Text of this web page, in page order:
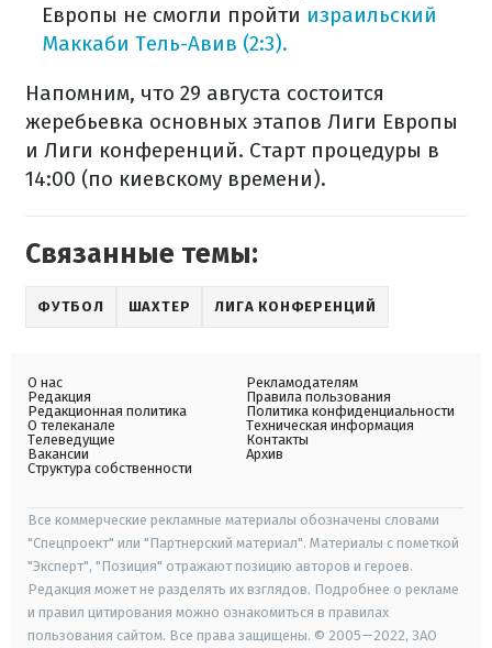
Европы не смогли пройти израильский
Маккаби Тель-Авив (2:3).
Напомним, что 29 августа состоится
жеребьевка основных этапов Лиги Европы
и Лиги конференций. Старт процедуры в
14:00 (по киевскому времени).
Связанные темы:
ФУТБОЛ ШАХТЕР ЛИГА КОНФЕРЕНЦИЙ
О нас
Редакция
Редакционная политика
О телеканале
Телеведущие
Вакансии
Структура собственности
Рекламодателям
Правила пользования
Политика конфиденциальности
Техническая информация
Контакты
Архив
Все коммерческие рекламные материалы обозначены словами
"Спецпроект" или "Партнерский материал". Материалы с пометкой
"Эксперт", "Позиция" отражают позицию авторов и героев.
Редакция может не разделять их взглядов. Подробнее о рекламе
и правил цитирования можно ознакомиться в правилах
пользования сайтом. Все права защищены. © 2005—2022, ЗАО